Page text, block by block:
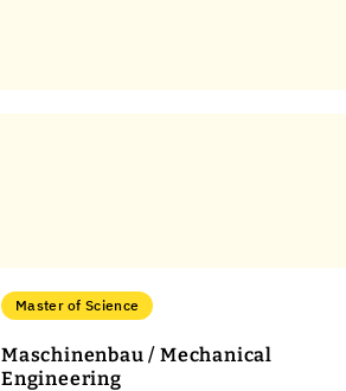
Master of Science
Maschinenbau / Mechanical
Engineering